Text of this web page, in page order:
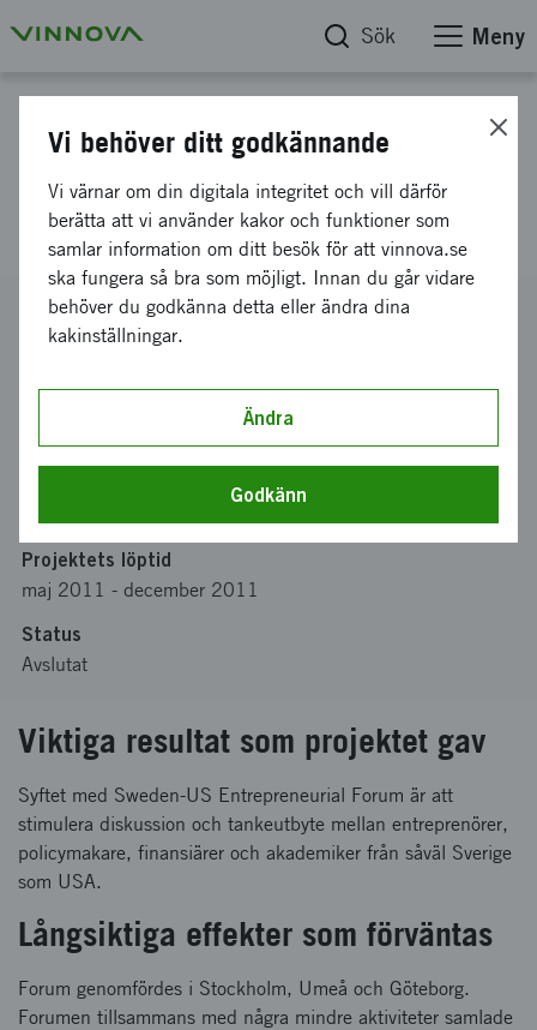
Sök Meny
Sweden-U.S. Entrepreneurial
Forum 2011
Diarienummer
2011-03087
Koordinator
Institutet för entreprenörskaps- och
småföretagsforskning
Projektets löptid
maj 2011 - december 2011
Status
Avslutat
Viktiga resultat som projektet gav
Syftet med Sweden-US Entrepreneurial Forum är att
stimulera diskussion och tankeutbyte mellan entreprenörer,
policymakare, finansiärer och akademiker från såväl Sverige
som USA.
Långsiktiga effekter som förväntas
Forum genomfördes i Stockholm, Umeå och Göteborg.
Forumen tillsammans med några mindre aktiviteter samlade
Vi behöver ditt godkännande
Vi värnar om din digitala integritet och vill därför
berätta att vi använder kakor och funktioner som
samlar information om ditt besök för att vinnova.se
ska fungera så bra som möjligt. Innan du går vidare
behöver du godkänna detta eller ändra dina
kakinställningar.
Ändra
Godkänn